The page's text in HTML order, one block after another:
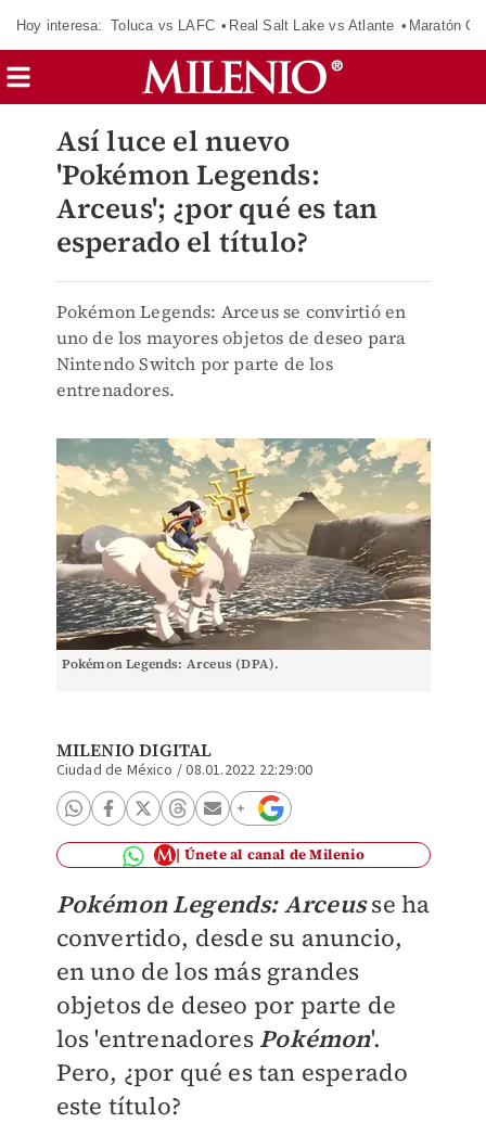
Hoy interesa: Toluca vs LAFC Real Salt Lake vs Atlante Maratón
Así luce el nuevo
'Pokémon Legends:
Arceus'; ¿por qué es tan
esperado el título?
Pokémon Legends: Arceus se convirtió en
uno de los mayores objetos de deseo para
Nintendo Switch por parte de los
entrenadores.
Pokémon Legends: Arceus (DPA).
MILENIO DIGITAL
Ciudad de México /08.01.2022 22:29:00
Únete al canal de Milenio
Pokémon Legends: Arceusse ha
convertido, desde su anuncio,
en uno de los más grandes
objetos de deseo por parte de
los 'entrenadores Pokémon'.
Pero, ¿por qué es tan esperado
este título?